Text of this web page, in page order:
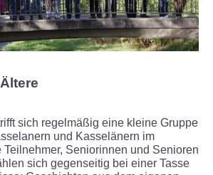
Schulen
Ältere
sich regelmäßig eine kleine Gruppe
und Kasselänern im
Teilnehmer, Seniorinnen und Senioren
sich gegenseitig bei einer Tasse